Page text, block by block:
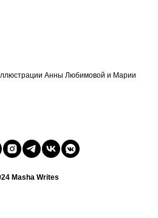
Анны Любимовой и Марии
Masha Writes